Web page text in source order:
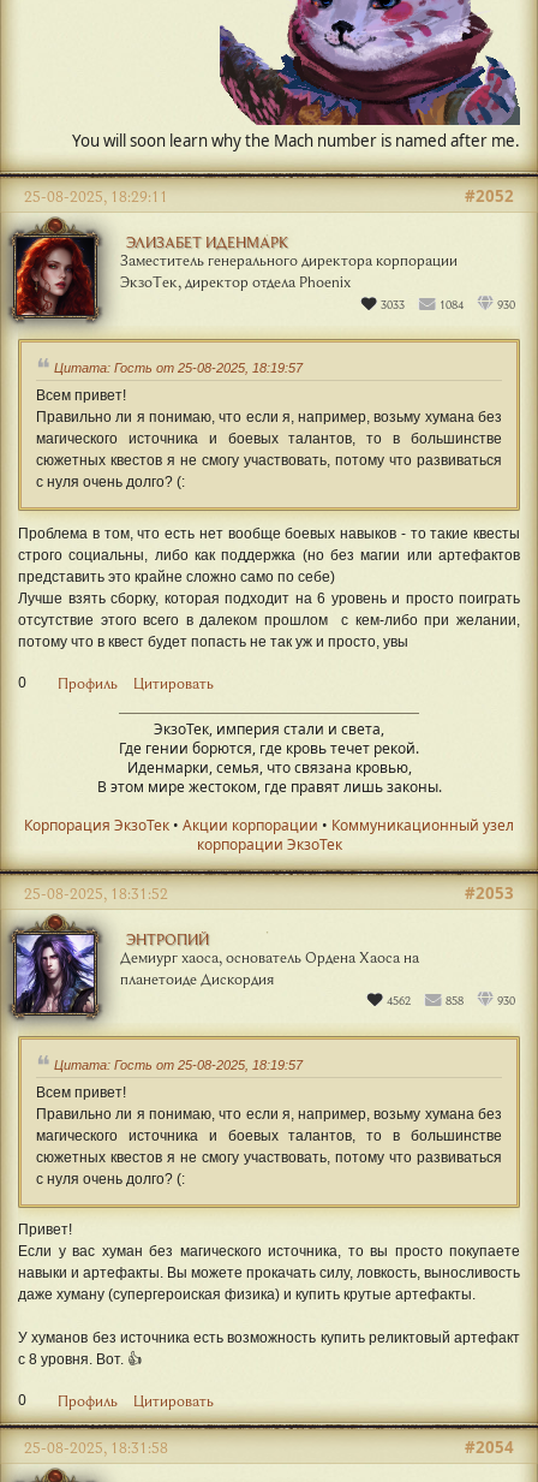
ЭЛИЗАБЕТ ИДЕНМАРК
Заместитель генерального директора корпорации
ЭкзоТек, директор отдела Phoenix
3033 1084 930
#2052
25-08-2025, 18:29:11
Цитата: Гость от 25-08-2025, 18:19:57
Всем привет!
Правильно ли я понимаю, что если я, например, возьму хумана без
магического источника и боевых талантов, то в большинстве
сюжетных квестов я не смогу участвовать, потому что развиваться
с нуля очень долго? (:
Проблема в том, что есть нет вообще боевых навыков - то такие квесты
строго социальны, либо как поддержка (но без магии или артефактов
представить это крайне сложно само по себе)
Лучше взять сборку, которая подходит на 6 уровень и просто поиграть
отсутствие этого всего в далеком прошлом с кем-либо при желании,
потому что в квест будет попасть не так уж и просто, увы
0 Профиль Цитировать
ЭкзоТек, империя стали и света,
Где гении борются, где кровь течет рекой.
Иденмарки, семья, что связана кровью,
В этом мире жестоком, где правят лишь законы.
Корпорация ЭкзоТек • Акции корпорации • Коммуникационный узел
корпорации ЭкзоТек
ЭНТРОПИЙ
Демиург хаоса, основатель Ордена Хаоса на
планетоиде Дискордия
4562 858 930
#2053
25-08-2025, 18:31:52
Цитата: Гость от 25-08-2025, 18:19:57
Всем привет!
Правильно ли я понимаю, что если я, например, возьму хумана без
магического источника и боевых талантов, то в большинстве
сюжетных квестов я не смогу участвовать, потому что развиваться
с нуля очень долго? (:
Привет!
Если у вас хуман без магического источника, то вы просто покупаете
навыки и артефакты. Вы можете прокачать силу, ловкость, выносливость
даже хуману (супергероиская физика) и купить крутые артефакты.
У хуманов без источника есть возможность купить реликтовый артефакт
с 8 уровня. Вот. 👍
0 Профиль Цитировать
#2054
25-08-2025, 18:31:58